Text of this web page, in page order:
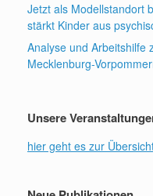
Jetzt als Modellstandort
stärkt Kinder aus
Analyse und Arbeitshilfe
Mecklenburg-
Unsere
hier geht es zur